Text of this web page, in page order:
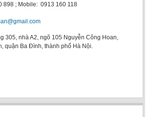
898 ; Mobile: 0913 160 118
305, nhà A2, ngõ 105 Nguyễn Công Hoan,
quận Ba Đình, thành phố Hà Nội.